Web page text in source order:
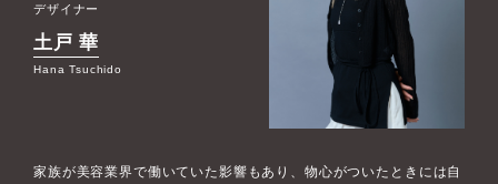
デザイナー
土戸 華
Hana Tsuchido
家族が美容業界で働いていた影響もあり、物心がついたときには自